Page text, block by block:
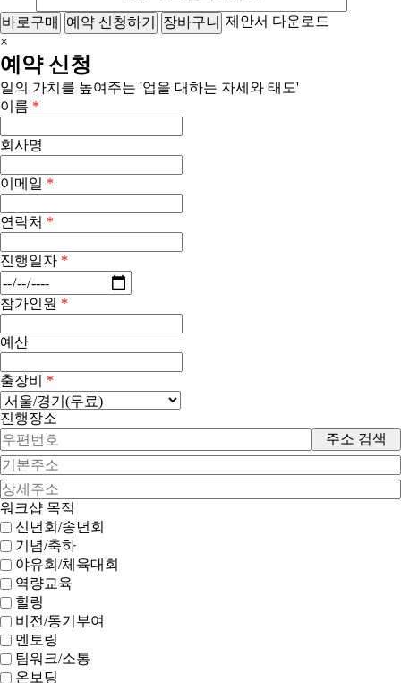
바로구매 예약 신청하기 장바구니
제안서 다운로드
×
예약 신청
일의 가치를 높여주는 '업을 대하는 자세와 태도'
이름 *
회사명
이메일 *
연락처 *
진행일자 *
참가인원 *
예산
출장비 *
진행장소
주소 검색
워크샵 목적
신년회/송년회
기념/축하
야유회/체육대회
역량교육
힐링
비전/동기부여
멘토링
팀워크/소통
온보딩